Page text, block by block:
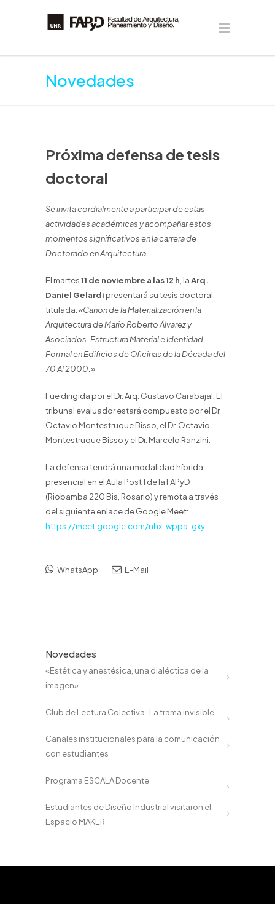
Novedades
Próxima defensa de tesis
doctoral
Se invita cordialmente a participar de estas
actividades académicas y acompañar estos
momentos significativos en la carrera de
Doctorado en Arquitectura.
El martes11 de noviembre a las 12 h , laArq.
Daniel Gelardi presentará su tesis doctoral
titulada:«Canon de la Materialización en la
Arquitectura de Mario Roberto Álvarez y
Asociados. Estructura Material e Identidad
Formal en Edificios de Oficinas de la Década del
70 Al 2000.»
Fue dirigida por el Dr. Arq. Gustavo Carabajal. El
tribunal evaluador estará compuesto por el Dr.
Octavio Montestruque Bisso, el Dr. Octavio
Montestruque Bisso y el Dr. Marcelo Ranzini.
La defensa tendrá una modalidad híbrida:
presencial en el Aula Post 1 de la FAPyD
(Riobamba 220 Bis, Rosario) y remota a través
del siguiente enlace de Google Meet:
https://meet.google.com/nhx-wppa-gxy
WhatsApp E-Mail
Novedades
«Estética y anestésica, una dialéctica de la
imagen»
Club de Lectura Colectiva · La trama invisible
Canales institucionales para la comunicación
con estudiantes
Programa ESCALA Docente
Estudiantes de Diseño Industrial visitaron el
Espacio MAKER